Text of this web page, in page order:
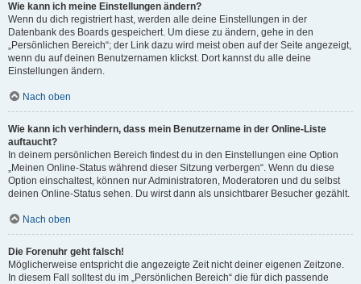
Wie kann ich meine Einstellungen ändern?
Wenn du dich registriert hast, werden alle deine Einstellungen in der
Datenbank des Boards gespeichert. Um diese zu ändern, gehe in den
„Persönlichen Bereich“; der Link dazu wird meist oben auf der Seite angezeigt,
wenn du auf deinen Benutzernamen klickst. Dort kannst du alle deine
Einstellungen ändern.
Nach oben
Wie kann ich verhindern, dass mein Benutzername in der Online-Liste
auftaucht?
In deinem persönlichen Bereich findest du in den Einstellungen eine Option
„Meinen Online-Status während dieser Sitzung verbergen“. Wenn du diese
Option einschaltest, können nur Administratoren, Moderatoren und du selbst
deinen Online-Status sehen. Du wirst dann als unsichtbarer Besucher gezählt.
Nach oben
Die Forenuhr geht falsch!
Möglicherweise entspricht die angezeigte Zeit nicht deiner eigenen Zeitzone.
In diesem Fall solltest du im „Persönlichen Bereich“ die für dich passende